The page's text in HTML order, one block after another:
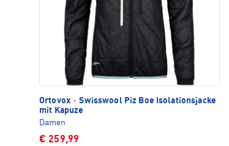
Ortovox · Swisswool Piz Boe Isolationsjacke
mit Kapuze
Damen
€ 259,99